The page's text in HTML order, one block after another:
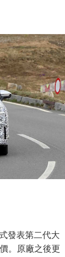
發表第二代大
。原廠之後更